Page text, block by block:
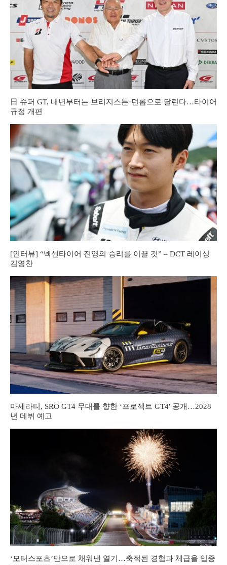
日 슈퍼 GT, 내년부터는 브리지스톤·던롭으로 달린다…타이어
규정 개편
[인터뷰] “넥센타이어 진영의 승리를 이끌 것” – DCT 레이싱
김영찬
마세라티, SRO GT4 무대를 향한 ‘프로젝트 GT4′ 공개…2028
년 데뷔 예고
‘모터스포츠’만으로 채워낸 열기…축적된 경험과 체급을 입증